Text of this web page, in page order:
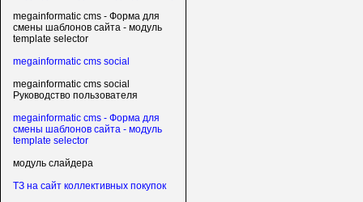
megainformatic cms - Форма для
смены шаблонов сайта - модуль
template selector
megainformatic cms social
megainformatic cms social
Руководство пользователя
megainformatic cms - Форма для
смены шаблонов сайта - модуль
template selector
модуль слайдера
ТЗ на сайт коллективных покупок